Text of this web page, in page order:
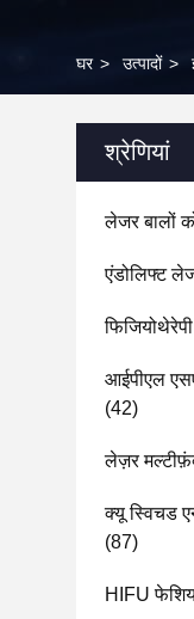
घर > उत्पादों >
श्रेणियां
लेजर बालों
एंडोलिफ्ट
आईपीएल
(42)
लेज़र
क्यू स्विचड
(87)
HIFU